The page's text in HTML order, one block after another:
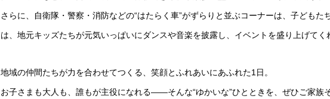
さらに、自衛隊・警察・消防などの“はたらく車”がずらりと並ぶコーナーは、子ども
は、地元キッズたちが元気いっぱいにダンスや音楽を披露し、イベントを盛り上げてく
地域の仲間たちが力を合わせてつくる、笑顔とふれあいにあふれた1日。
お子さまも大人も、誰もが主役になれる――そんな“ゆかいな”ひとときを、ぜひご家族